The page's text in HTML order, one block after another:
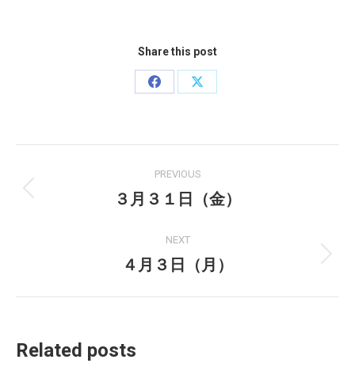
Share this post
Share
Share
navigation
PREVIOUS
Previous
３月３１日（金）
NEXT
Next
４月３日（月）
Related posts